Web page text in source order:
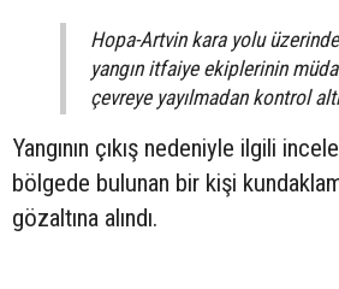
Hopa-Artvin kara yolu
yangın itfaiye ekiplerinin
çevreye yayılmadan kontrol
Yangının çıkış nedeniyle ilgili
bölgede bulunan bir kişi
gözaltına alındı.